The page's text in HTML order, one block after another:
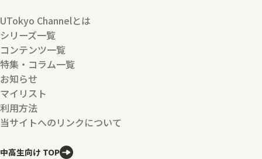
UTokyo Channelとは
シリーズ一覧
コンテンツ一覧
特集・コラム一覧
お知らせ
マイリスト
利用方法
当サイトへのリンクについて
中高生向け TOP